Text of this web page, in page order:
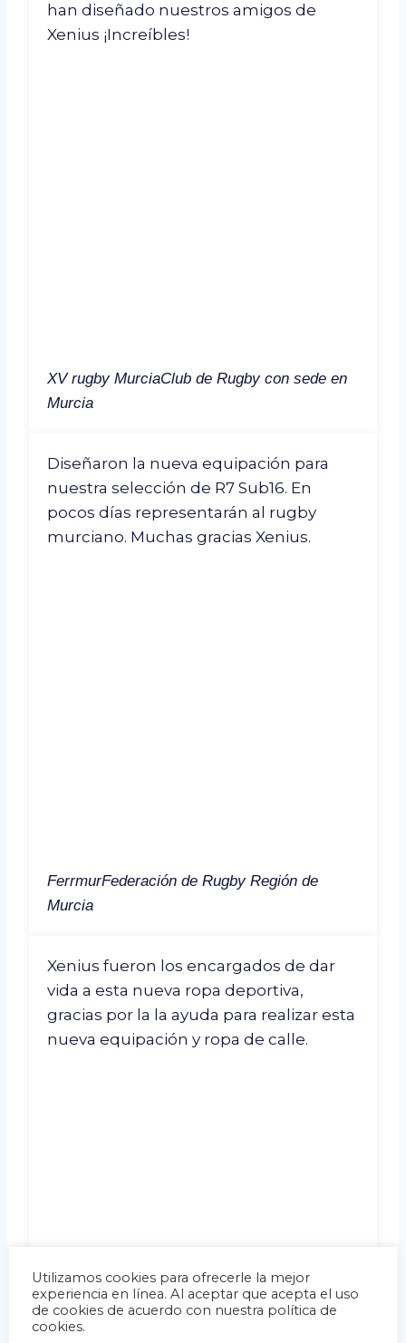
han diseñado nuestros amigos de
Xenius ¡Increíbles!
XV rugby MurciaClub de Rugby con sede en
Murcia
Diseñaron la nueva equipación para
nuestra selección de R7 Sub16. En
pocos días representarán al rugby
murciano. Muchas gracias Xenius.
FerrmurFederación de Rugby Región de
Murcia
Xenius fueron los encargados de dar
vida a esta nueva ropa deportiva,
gracias por la la ayuda para realizar esta
nueva equipación y ropa de calle.
Utilizamos cookies para ofrecerle la mejor
experiencia en línea. Al aceptar que acepta el uso
de cookies de acuerdo con nuestra política de
cookies.